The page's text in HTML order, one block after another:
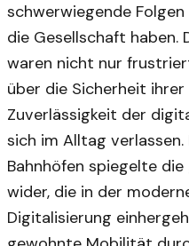
schwerwiegende
die Gesellschaft haben.
waren nicht nur
über die Sicherheit
Zuverlässigkeit der
sich im Alltag verlassen.
Bahnhöfen spiegelte
wider, die in der
Digitalisierung